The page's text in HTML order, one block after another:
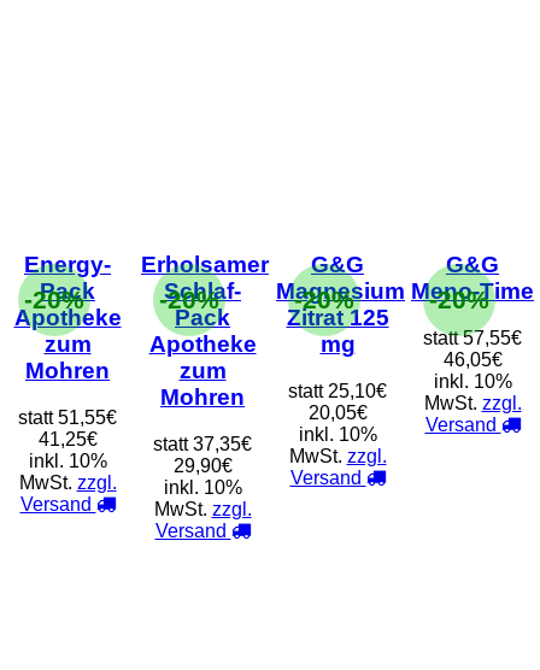
-20%
Energy-
Pack
Apotheke
zum
Mohren
statt51,55€
41,25€
inkl. 10%
MwSt. zzgl.
Versand
-20%
Erholsamer
Schlaf-
Pack
Apotheke
zum
Mohren
statt37,35€
29,90€
inkl. 10%
MwSt. zzgl.
Versand
-20%
G&G
Magnesium
Zitrat 125
mg
statt 25,10€
20,05€
inkl. 10%
MwSt. zzgl.
Versand
-20%
G&G
Meno-Time
statt57,55€
46,05€
inkl. 10%
MwSt. zzgl.
Versand